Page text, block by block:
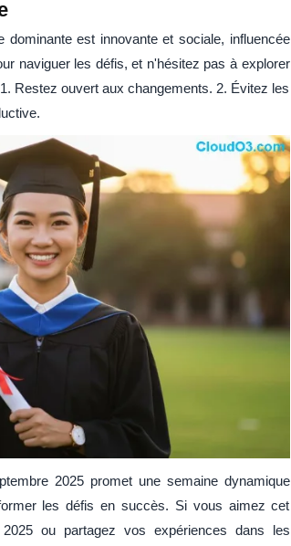
dominante est innovante et sociale, influencée
naviguer les défis, et n'hésitez pas à explorer
Restez ouvert aux changements. 2. Évitez les
2025 promet une semaine dynamique
les défis en succès. Si vous aimez cet
ou partagez vos expériences dans les